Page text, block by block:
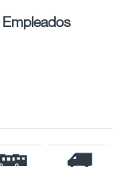
Empleados